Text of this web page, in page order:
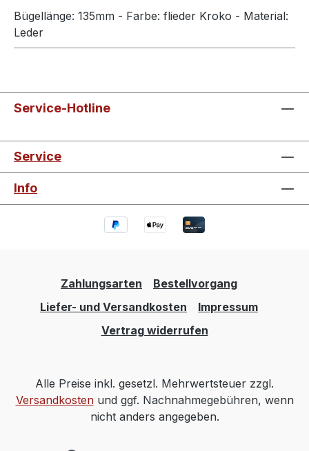
Bügellänge: 135mm - Farbe: flieder Kroko - Material:
Leder
Service-Hotline
Service
Info
Zahlungsarten
Bestellvorgang
Liefer- und Versandkosten
Impressum
Vertrag widerrufen
Alle Preise inkl. gesetzl. Mehrwertsteuer zzgl.
Versandkostenund ggf. Nachnahmegebühren, wenn
nicht anders angegeben.